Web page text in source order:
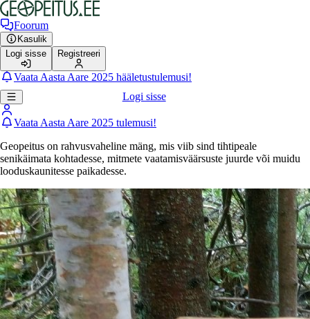
Foorum
Kasulik
Logi sisse
Registreeri
Vaata Aasta Aare 2025 hääletustulemusi!
Logi sisse
Vaata Aasta Aare 2025 tulemusi!
Geopeitus on rahvusvaheline mäng, mis viib sind tihtipeale
senikäimata kohtadesse, mitmete vaatamisväärsuste juurde või muidu
looduskaunitesse paikadesse.